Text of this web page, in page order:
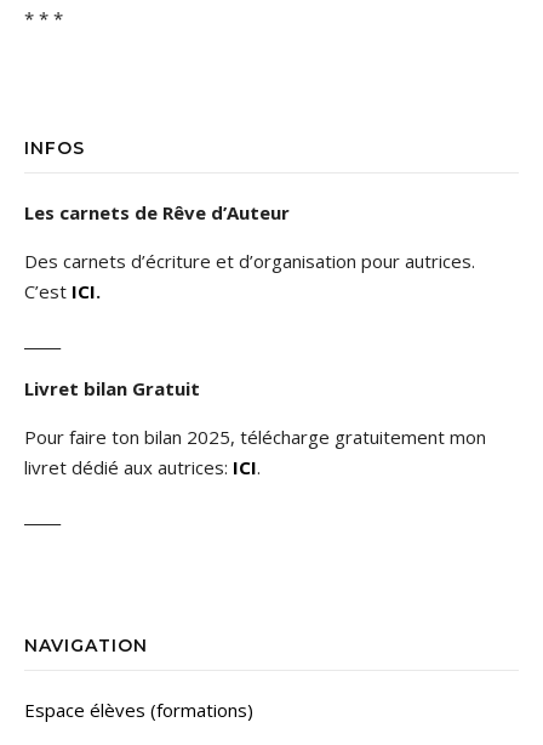
* * *
INFOS
Les carnets de Rêve d’Auteur
Des carnets d’écriture et d’organisation pour autrices.
C’est ICI.
Livret bilan Gratuit
Pour faire ton bilan 2025, télécharge gratuitement mon
livret dédié aux autrices: ICI.
NAVIGATION
Espace élèves (formations)